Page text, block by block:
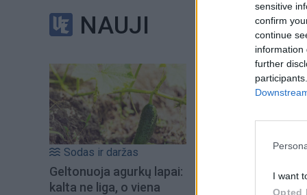
sensitive
confirm
continue
information
further
I want
Opted
NAUJI
Sodas ir daržas
Geltonuoja agurkų lapai:
kalta ne liga, o viena